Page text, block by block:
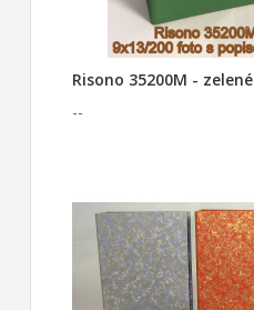
Risono 35200M - zelené
--